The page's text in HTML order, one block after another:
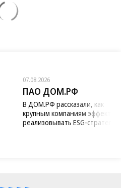
07.08.2026
ПАО ДОМ.РФ
В ДОМ.РФ рассказали, как
крупным компаниям
реализовывать ESG-стратегию